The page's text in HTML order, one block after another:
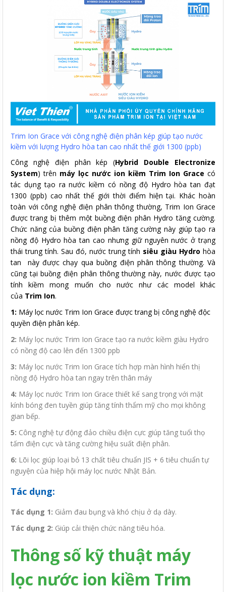
Trim Ion Grace với công nghệ điện phân kép giúp tạo nước
kiềm với lượng Hydro hòa tan cao nhất thế giới 1300 (ppb)
Công nghệ điện phân kép (Hybrid Double Electronize
System) trên máy lọc nước ion kiềm Trim Ion Grace có
tác dụng tạo ra nước kiềm có nồng độ Hydro hòa tan đạt
1300 (ppb) cao nhất thế giới thời điểm hiện tại. Khác hoàn
toàn với công nghệ điện phân thông thường, Trim Ion Grace
được trang bị thêm một buồng điện phân Hydro tăng cường.
Chức năng của buồng điện phân tăng cường này giúp tạo ra
nồng độ Hydro hòa tan cao nhưng giữ nguyên nước ở trạng
thái trung tính. Sau đó, nước trung tính siêu giàu Hydro hòa
tan này được chạy qua buồng điện phân thông thường. Và
cũng tại buồng điện phân thông thường này, nước được tạo
tính kiềm mong muốn cho nước như các model khác
của Trim Ion.
1: Máy lọc nước Trim Ion Grace được trang bị công nghệ độc
quyền điện phân kép.
2: Máy lọc nước Trim Ion Grace tạo ra nước kiềm giàu Hydro
có nồng độ cao lên đến 1300 ppb
3: Máy lọc nước Trim Ion Grace tích hợp màn hình hiển thị
nồng độ Hydro hòa tan ngay trên thân máy
4: Máy lọc nước Trim Ion Grace thiết kế sang trọng với mặt
kính bóng đen tuyền giúp tăng tính thẩm mỹ cho mọi không
gian bếp.
5: Công nghệ tự động đảo chiều điện cực giúp tăng tuổi thọ
tấm điện cực và tăng cường hiệu suất điện phân.
6: Lõi lọc giúp loại bỏ 13 chất tiêu chuẩn JIS + 6 tiêu chuẩn tự
nguyện của hiệp hội máy lọc nước Nhật Bản.
Tác dụng:
Tác dụng 1: Giảm đau bụng và khó chịu ở dạ dày.
Tác dụng 2: Giúp cải thiện chức năng tiêu hóa.
Thông số kỹ thuật máy
lọc nước ion kiềm Trim